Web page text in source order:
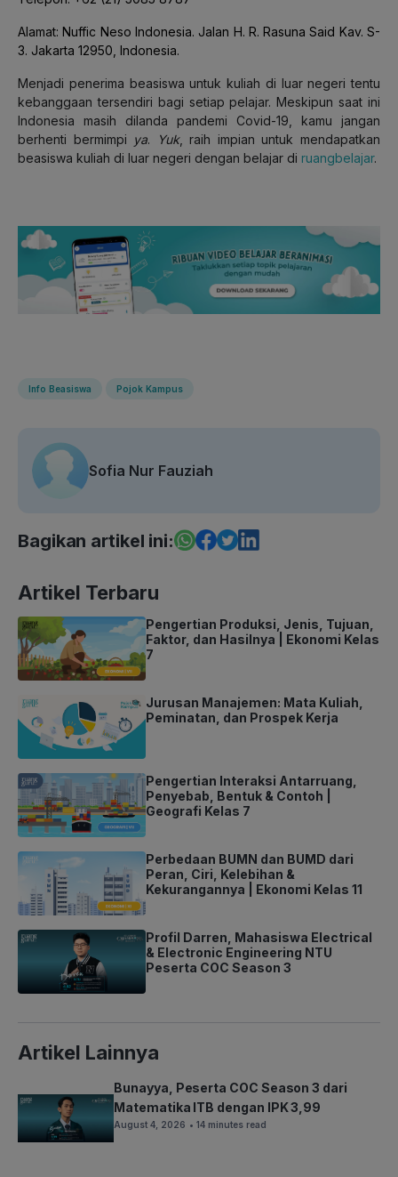
Alamat:Nuffic Neso Indonesia. Jalan H. R. Rasuna Said Kav. S-
3. Jakarta 12950, Indonesia.
Menjadi penerima beasiswa untuk kuliah di luar negeri tentu
kebanggaan tersendiri bagi setiap pelajar. Meskipun saat ini
Indonesia masih dilanda pandemi Covid-19, kamu jangan
berhenti bermimpi ya. Yuk, raih impian untuk mendapatkan
beasiswa kuliah di luar negeri dengan belajar di ruangbelajar.
Info Beasiswa Pojok Kampus
Sofia Nur Fauziah
Bagikan artikel ini:
Artikel Terbaru
Pengertian Produksi, Jenis, Tujuan,
Faktor, dan Hasilnya | Ekonomi Kelas
7
Jurusan Manajemen: Mata Kuliah,
Peminatan, dan Prospek Kerja
Pengertian Interaksi Antarruang,
Penyebab, Bentuk & Contoh |
Geografi Kelas 7
Perbedaan BUMN dan BUMD dari
Peran, Ciri, Kelebihan &
Kekurangannya | Ekonomi Kelas 11
Profil Darren, Mahasiswa Electrical
& Electronic Engineering NTU
Peserta COC Season 3
Artikel Lainnya
Bunayya, Peserta COC Season 3 dari
Matematika ITB dengan IPK 3,99
August 4, 2026 • 14 minutes read